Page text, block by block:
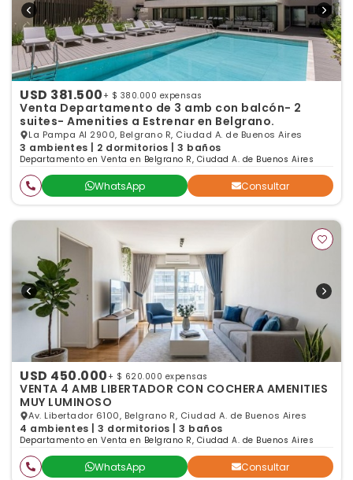
USD 381.500 + $ 380.000 expensas
Venta Departamento de 3 amb con balcón- 2
suites- Amenities a Estrenar en Belgrano.
La Pampa Al 2900, Belgrano R, Ciudad A. de Buenos Aires
3 ambientes | 2 dormitorios | 3 baños
Departamento en Venta en Belgrano R, Ciudad A. de Buenos Aires
WhatsApp Consultar
USD 450.000 + $ 620.000 expensas
VENTA 4 AMB LIBERTADOR CON COCHERA AMENITIES
MUY LUMINOSO
Av. Libertador 6100, Belgrano R, Ciudad A. de Buenos Aires
4 ambientes | 3 dormitorios | 3 baños
Departamento en Venta en Belgrano R, Ciudad A. de Buenos Aires
WhatsApp Consultar